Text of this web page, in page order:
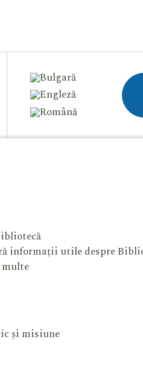
informații utile despre
și misiune